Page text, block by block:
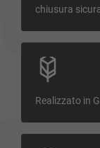
chiusura
Realizzato in